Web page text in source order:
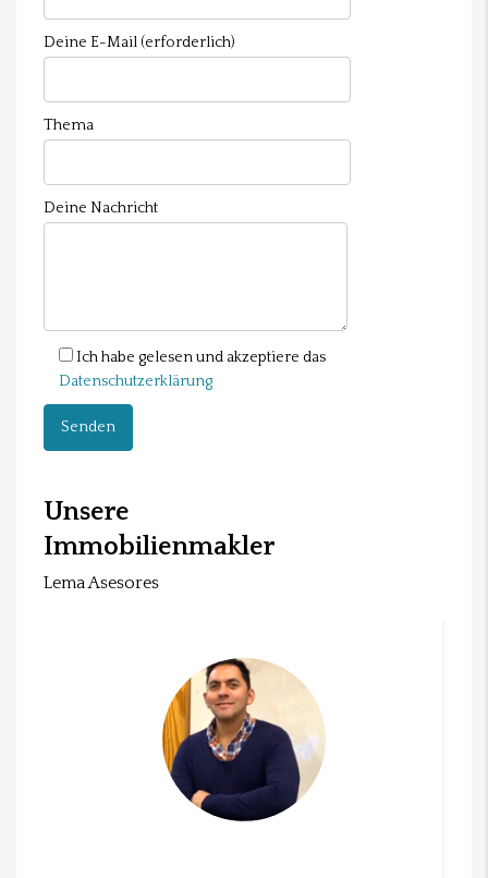
Deine E-Mail (erforderlich)
Thema
Deine Nachricht
Ich habe gelesen und akzeptiere das
Datenschutzerklärung
Unsere
Immobilienmakler
Lema Asesores